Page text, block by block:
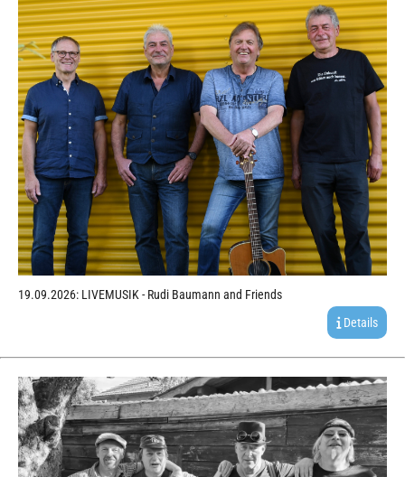
19.09.2026: LIVEMUSIK - Rudi Baumann and Friends
Details